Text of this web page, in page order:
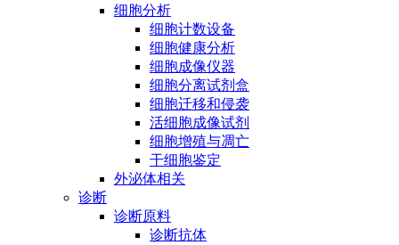
细胞分析
细胞计数设备
细胞健康分析
细胞成像仪器
细胞分离试剂盒
细胞迁移和侵袭
活细胞成像试剂
细胞增殖与凋亡
干细胞鉴定
外泌体相关
诊断
诊断原料
诊断抗体